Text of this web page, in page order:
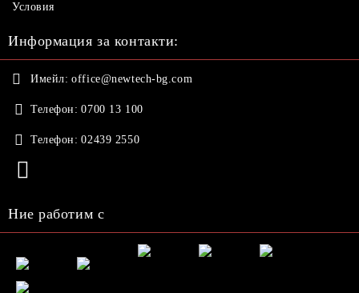
Условия
Информация за контакти:
Имейл: office@newtech-bg.com
Телефон: 0700 13 100
Телефон: 02439 2550
Ние работим с